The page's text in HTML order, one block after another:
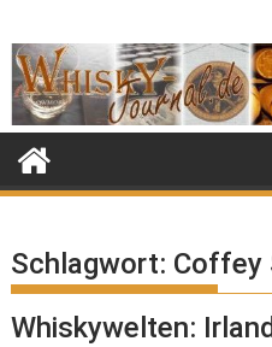
to
content
Schlagwort: Coffey
Whiskywelten: Irland